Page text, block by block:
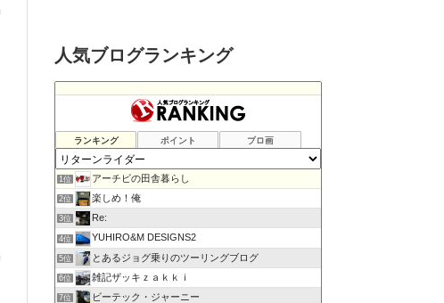
人気ブログランキング
ランキング ポイント ブロ画
1位 アーチビの田舎暮らし
2位 楽しめ！俺
3位 Re:
4位 YUHIRO&M DESIGNS2
5位 とあるジョグ乗りのツーリングブログ
6位 雑記ザッキｚａｋｋｉ
7位 ビーテック・ジャーニー